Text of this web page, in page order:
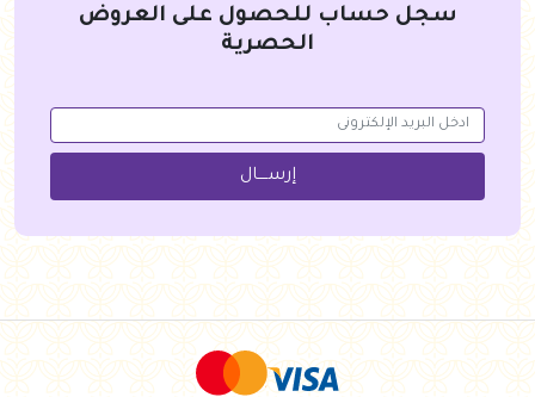
سجل حساب للحصول على العروض
الحصرية
إرســــال